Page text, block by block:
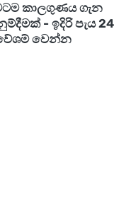
වෙනස් විය
කාලගුණය ගැන
- ඉදිරි පැය 24
වෙන්න